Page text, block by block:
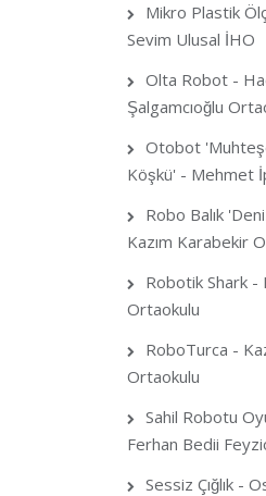
Mikro Plastik
Sevim Ulusal İHO
Olta Robot -
Şalgamcıoğlu
Otobot
Köşkü' - Mehmet
Robo Balık
Kazım Karabekir
Robotik Shark -
Ortaokulu
RoboTurca -
Ortaokulu
Sahil Robotu
Ferhan Bedii
Sessiz Çığlık -